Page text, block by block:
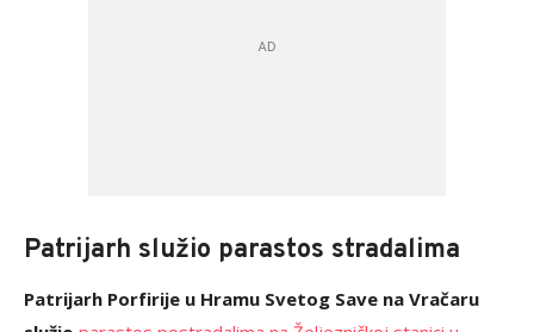
Patrijarh služio parastos stradalima
Patrijarh Porfirije u Hramu Svetog Save na Vračaru